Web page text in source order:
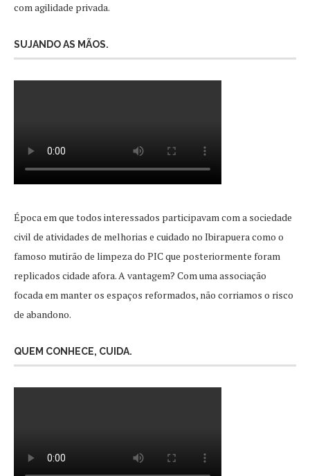
com agilidade privada.
SUJANDO AS MÃOS.
Época em que todos interessados participavam com a sociedade
civil de atividades de melhorias e cuidado no Ibirapuera como o
famoso mutirão de limpeza do PIC que posteriormente foram
replicados cidade afora. A vantagem? Com uma associação
focada em manter os espaços reformados, não corriamos o risco
de abandono.
QUEM CONHECE, CUIDA.